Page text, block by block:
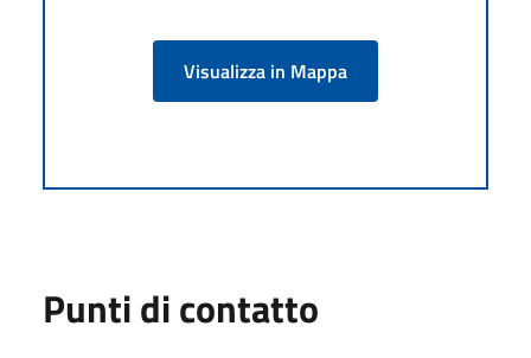
Visualizza in Mappa
Punti di contatto